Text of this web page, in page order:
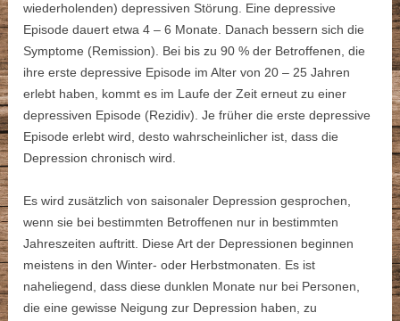
wiederholenden) depressiven Störung. Eine depressive
Episode dauert etwa 4 – 6 Monate. Danach bessern sich die
Symptome (Remission). Bei bis zu 90 % der Betroffenen, die
ihre erste depressive Episode im Alter von 20 – 25 Jahren
erlebt haben, kommt es im Laufe der Zeit erneut zu einer
depressiven Episode (Rezidiv). Je früher die erste depressive
Episode erlebt wird, desto wahrscheinlicher ist, dass die
Depression chronisch wird.
Es wird zusätzlich von saisonaler Depression gesprochen,
wenn sie bei bestimmten Betroffenen nur in bestimmten
Jahreszeiten auftritt. Diese Art der Depressionen beginnen
meistens in den Winter- oder Herbstmonaten. Es ist
naheliegend, dass diese dunklen Monate nur bei Personen,
die eine gewisse Neigung zur Depression haben, zu